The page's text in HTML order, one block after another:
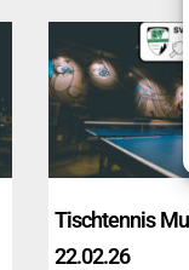
Tischtennis
22.02.26